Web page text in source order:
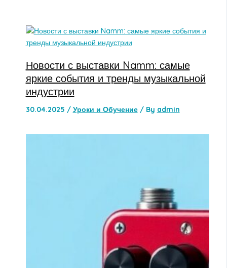
Новости с выставки Namm: самые
яркие события и тренды музыкальной
индустрии
30.04.2025 / Уроки и Обучение/ By admin